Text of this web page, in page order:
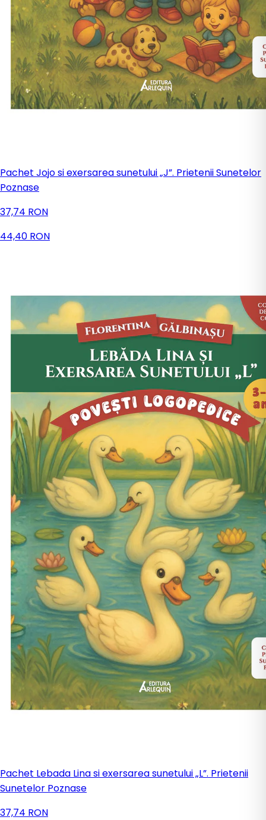
Pachet Jojo si exersarea sunetului „J”. Prietenii Sunetelor
Poznase
37,74 RON
44,40 RON
Pachet Lebada Lina si exersarea sunetului „L”. Prietenii
Sunetelor Poznase
37,74 RON